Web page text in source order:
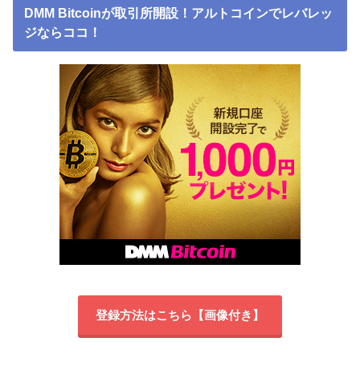
DMM Bitcoinが取引所開設！アルトコインでレバレッ
ジならココ！
登録方法はこちら【画像付き】